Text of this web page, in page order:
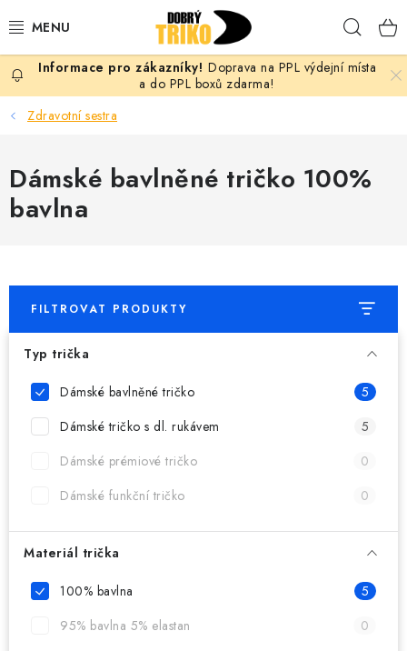
na
PRO ŽENY
PRO MUŽE
PRO DĚTI
DOPLŇKY
VLASTNÍ MOTIV
TRIČKA
OKAMŽITĚ K ODBĚRU
MÁM SRDCE POMÁHÁM
VÁNOCE
Doprava na PPL výdejní místa
a do PPL boxů zdarma!
Zdravotní sestra
Dámské bavlněné tričko 100%
bavlna
FILTROVAT PRODUKTY
Typ trička
Dámské bavlněné tričko
5
Dámské tričko s dl. rukávem
5
Dámské prémiové tričko
0
Dámské funkční tričko
0
Materiál trička
100% bavlna
5
95% bavlna 5% elastan
0